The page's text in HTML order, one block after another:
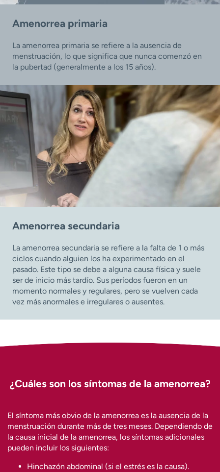
Amenorrea primaria
La amenorrea primaria se refiere a la ausencia de
menstruación, lo que significa que nunca comenzó en
la pubertad (generalmente a los 15 años).
Amenorrea secundaria
La amenorrea secundaria se refiere a la falta de 1 o más
ciclos cuando alguien los ha experimentado en el
pasado. Este tipo se debe a alguna causa física y suele
ser de inicio más tardío. Sus períodos fueron en un
momento normales y regulares, pero se vuelven cada
vez más anormales e irregulares o ausentes.
¿Cuáles son los síntomas de la amenorrea?
El síntoma más obvio de la amenorrea es la ausencia de la
menstruación durante más de tres meses. Dependiendo de
la causa inicial de la amenorrea, los síntomas adicionales
pueden incluir los siguientes:
Hinchazón abdominal (si el estrés es la causa).